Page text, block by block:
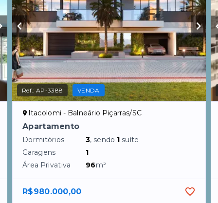
Ref.:AP-3388 VENDA
Itacolomi - Balneário Piçarras/SC
Apartamento
Dormitórios 3, sendo 1 suíte
Garagens
1
Área Privativa
96m²
R$980.000,00